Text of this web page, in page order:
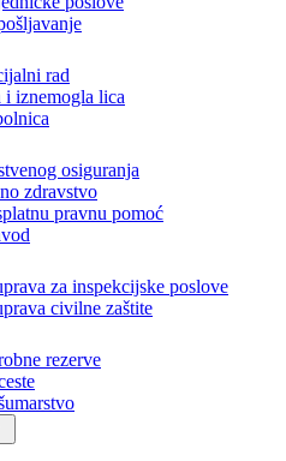
s javnošću
poslove
rad
iznemogla lica
osiguranja
zdravstvo
pravnu pomoć
za inspekcijske poslove
civilne zaštite
rezerve